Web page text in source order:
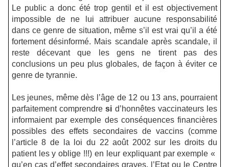
Le public a donc été trop gentil et il est objectivement
impossible de ne lui attribuer aucune responsabilité
dans ce genre de situation, même s’il est vrai qu’il a été
fortement désinformé. Mais scandale après scandale, il
reste décevant que les gens ne tirent pas des
conclusions un peu plus globales, de façon à éviter ce
genre de tyrannie.
Les jeunes, même dès l’âge de 12 ou 13 ans, pourraient
parfaitement comprendresi d’honnêtes vaccinateurs les
informaient par exemple des conséquences financières
possibles des effets secondaires de vaccins (comme
l’article 8 de la loi du 22 août 2002 sur les droits du
patient les y oblige !!!) en leur expliquant par exemple «
qu’en cas d’effet secondaires graves, l’Etat ou le Centre